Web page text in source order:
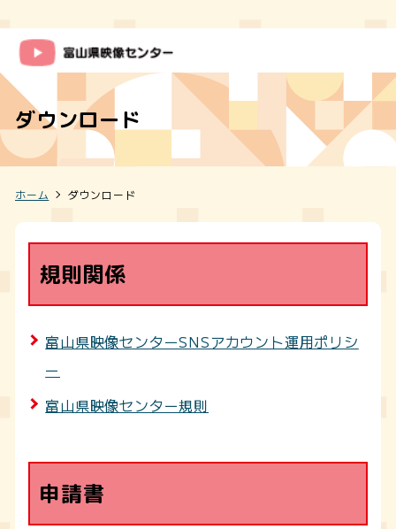
ダウンロード
ホーム ダウンロード
規則関係
富山県映像センターSNSアカウント運用ポリシ
ー
富山県映像センター規則
申請書